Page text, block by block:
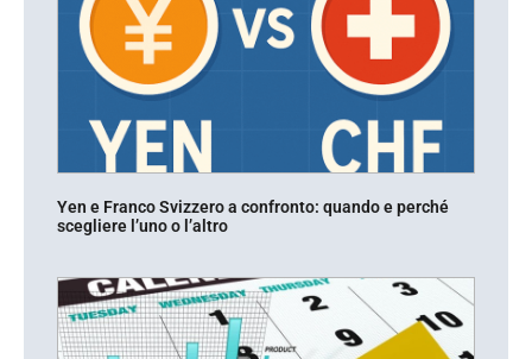
Yen e Franco Svizzero a confronto: quando e perché
scegliere l’uno o l’altro